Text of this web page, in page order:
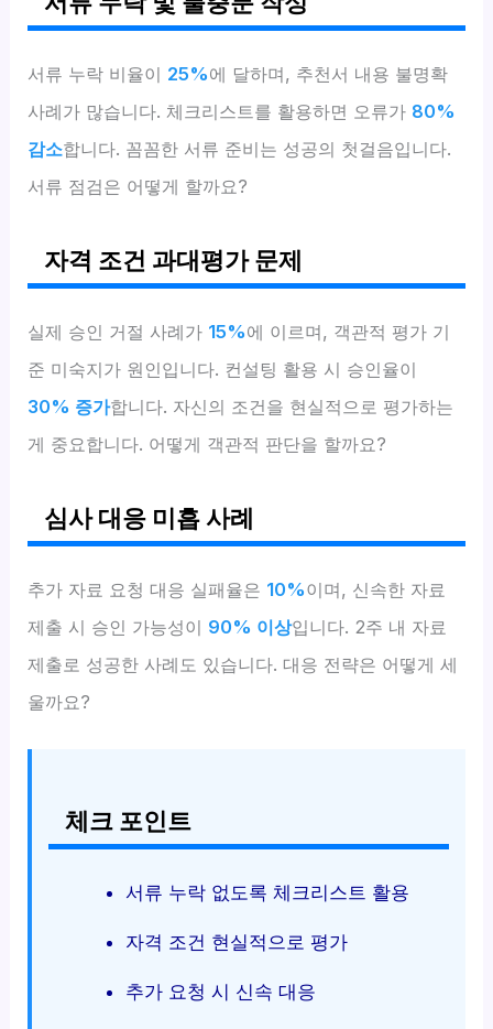
서류 누락 비율이 25%에 달하며, 추천서 내용 불명확
사례가 많습니다. 체크리스트를 활용하면 오류가 80%
감소합니다. 꼼꼼한 서류 준비는 성공의 첫걸음입니다.
서류 점검은 어떻게 할까요?
자격 조건 과대평가 문제
실제 승인 거절 사례가 15%에 이르며, 객관적 평가 기
준 미숙지가 원인입니다. 컨설팅 활용 시 승인율이
30% 증가합니다. 자신의 조건을 현실적으로 평가하는
게 중요합니다. 어떻게 객관적 판단을 할까요?
심사 대응 미흡 사례
추가 자료 요청 대응 실패율은 10%이며, 신속한 자료
제출 시 승인 가능성이 90% 이상입니다. 2주 내 자료
제출로 성공한 사례도 있습니다. 대응 전략은 어떻게 세
울까요?
체크 포인트
서류 누락 없도록 체크리스트 활용
자격 조건 현실적으로 평가
추가 요청 시 신속 대응